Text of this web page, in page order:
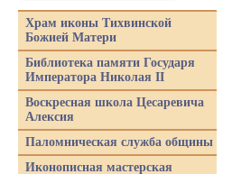
Храм иконы Тихвинской
Божией Матери
Библиотека памяти Государя
Императора Николая II
Воскресная школа Цесаревича
Алексия
Паломническая служба общины
Иконописная мастерская